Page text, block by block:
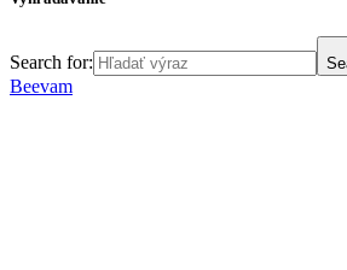
Search for:
Beevam